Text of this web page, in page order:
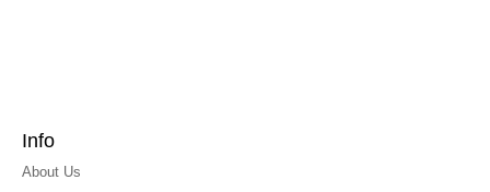
Info
About Us